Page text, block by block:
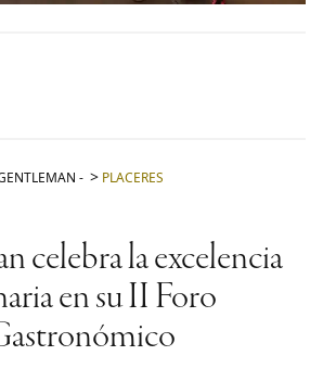
- PLACERES
celebra la excelencia
en su II Foro